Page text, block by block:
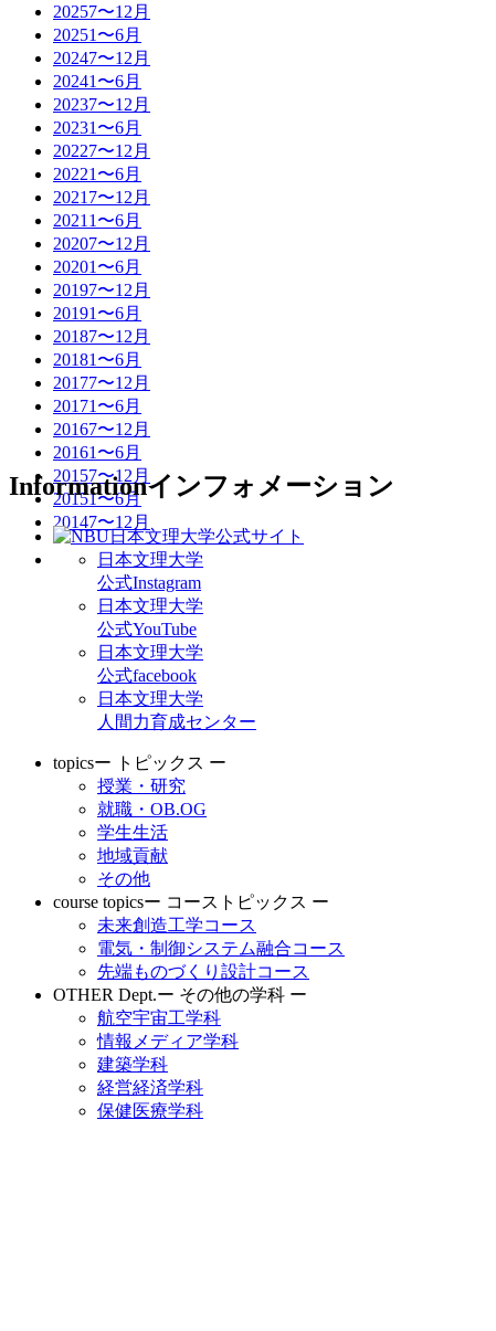
20257〜12月
20251〜6月
20247〜12月
20241〜6月
20237〜12月
20231〜6月
20227〜12月
20221〜6月
2021 7〜12月
2021 1〜6月
20207〜12月
20201〜6月
20197〜12月
20191〜6月
20187〜12月
20181〜6月
20177〜12月
20171〜6月
20167〜12月
20161〜6月
20157〜12月
20151〜6月
20147〜12月
Informationインフォメーション
日本文理大学
公式Instagram
日本文理大学
公式YouTube
日本文理大学
公式facebook
日本文理大学
人間力育成センター
topicsー トピックス ー
授業・研究
就職・OB.OG
学生生活
地域貢献
その他
course topicsー コーストピックス ー
未来創造工学コース
電気・制御システム融合コース
先端ものづくり設計コース
OTHER Dept.ー その他の学科 ー
航空宇宙工学科
情報メディア学科
建築学科
経営経済学科
保健医療学科